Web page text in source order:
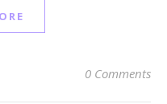
0 Comments